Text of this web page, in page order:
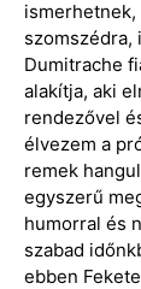
ismerhetnek,
szomszédra,
Dumitrache
alakítja, aki
rendezővel
élvezem a
remek
egyszerű
humorral és
szabad
ebben